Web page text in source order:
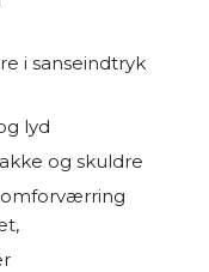
i sanseindtryk
lyd
og skuldre